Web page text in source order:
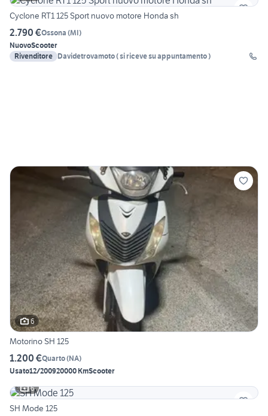
Cyclone RT1 125 Sport nuovo motore Honda sh
2.790 €Ossona (MI)
NuovoScooter
Rivenditore Davidetrovamoto ( si riceve su appuntamento )
6
Motorino SH 125
1.200 €Quarto(NA)
Usato12/200920000 KmScooter
6
SH Mode 125